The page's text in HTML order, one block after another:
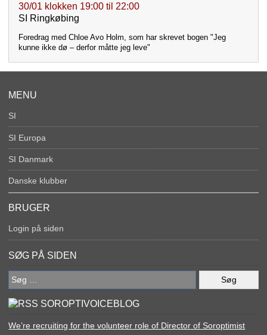
30/01 klokken 19:00 til 22:00
SI Ringkøbing
Foredrag med Chloe Avo Holm, som har skrevet bogen "Jeg
kunne ikke dø – derfor måtte jeg leve"
MENU
SI
SI Europa
SI Danmark
Danske klubber
BRUGER
Login på siden
SØG PÅ SIDEN
Søg
efter:
SOROPTIVOICEBLOG
We’re recruiting for the volunteer role of Director of Soroptimist